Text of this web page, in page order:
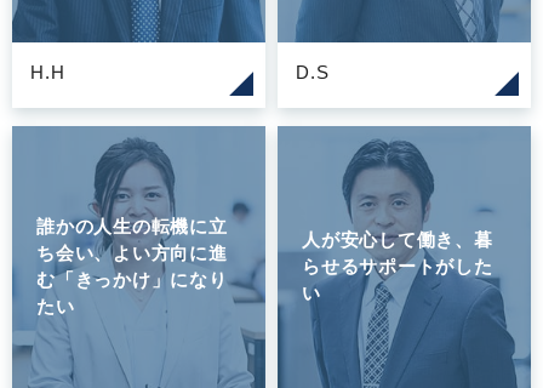
H.H D.S
誰かの人生の転機に立
ち会い、よい方向に進
む「きっかけ」になり
たい
人が安心して働き、暮
らせるサポートがした
い